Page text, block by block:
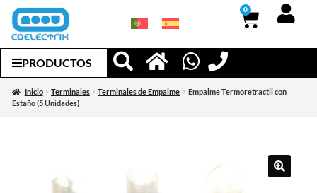
0
PRODUCTOS
Inicio Terminales Terminales de Empalme
Empalme Termoretractil con
Estaño (5 Unidades)